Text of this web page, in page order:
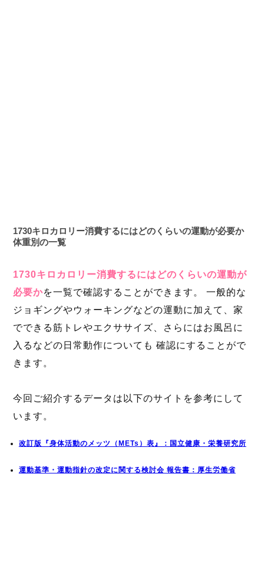
1730キロカロリー消費するにはどのくらいの運動が必要か
体重別の一覧
1730キロカロリー消費するにはどのくらいの運動が
必要かを一覧で確認することができます。 一般的な
ジョギングやウォーキングなどの運動に加えて、家
でできる筋トレやエクササイズ、さらにはお風呂に
入るなどの日常動作についても 確認にすることがで
きます。
今回ご紹介するデータは以下のサイトを参考にして
います。
改訂版『身体活動のメッツ（METs）表』：国立健康・栄養研究所
運動基準・運動指針の改定に関する検討会 報告書：厚生労働省